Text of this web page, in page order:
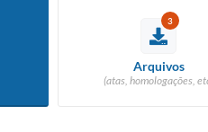
3
Arquivos
(atas, homologações,